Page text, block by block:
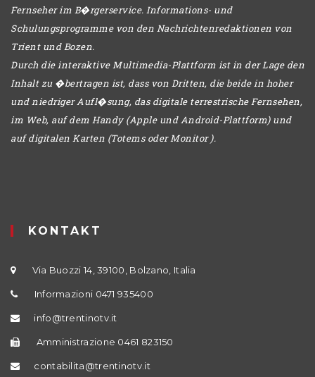
Fernseher im B�rgerservice. Informations- und
Schulungsprogramme von den Nachrichtenredaktionen von
Trient und Bozen.
Durch die interaktive Multimedia-Plattform ist in der Lage den
Inhalt zu �bertragen ist, dass von Dritten, die beide in hoher
und niedriger Aufl�sung, das digitale terrestrische Fernsehen,
im Web, auf dem Handy (Apple und Android-Plattform) und
auf digitalen Karten (Totems oder Monitor ).
KONTAKT
Via Buozzi 14, 39100, Bolzano, Italia
Informazioni 0471 935400
info@trentinotv.it
Amministrazione 0461 823150
contabilita@trentinotv.it